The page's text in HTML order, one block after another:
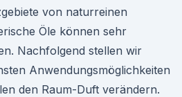
von naturreinen
Öle können sehr
Nachfolgend stellen wir
Anwendungsmöglichkeiten
den Raum-Duft verändern.